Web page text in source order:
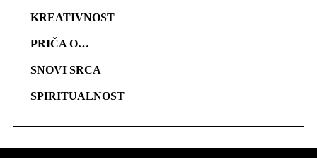
KREATIVNOST
PRIČA O…
SNOVI SRCA
SPIRITUALNOST